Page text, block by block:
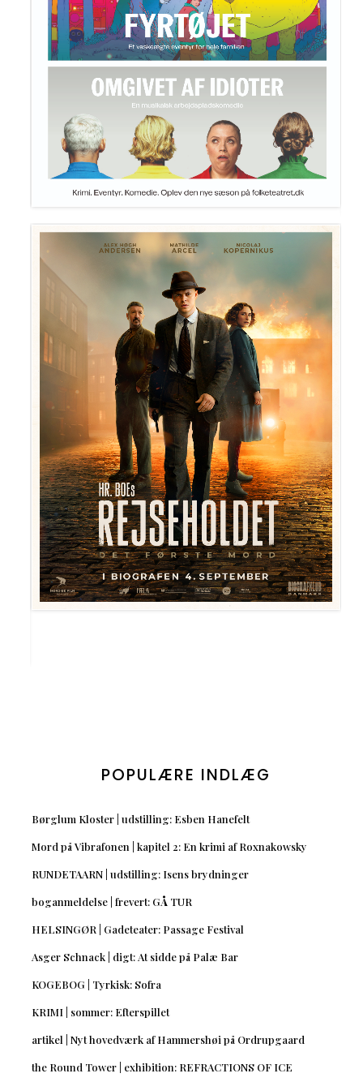
POPULÆRE INDLÆG
Børglum Kloster | udstilling: Esben Hanefelt
Mord på Vibrafonen | kapitel 2: En krimi af Roxnakowsky
RUNDETAARN | udstilling: Isens brydninger
boganmeldelse | frevert: GÅ TUR
HELSINGØR | Gadeteater: Passage Festival
Asger Schnack | digt: At sidde på Palæ Bar
KOGEBOG | Tyrkisk: Sofra
KRIMI | sommer: Efterspillet
artikel | Nyt hovedværk af Hammershøi på Ordrupgaard
the Round Tower | exhibition: REFRACTIONS OF ICE